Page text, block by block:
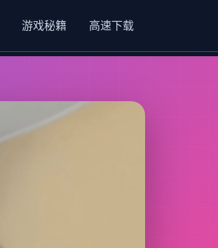
游戏秘籍 高速下载